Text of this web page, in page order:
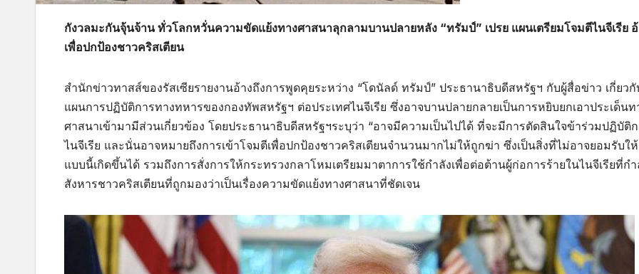
กังวลมะกันจุ้นจ้าน ทั่วโลกหวั่นความขัดแย้งทางศาสนาลุกลามบานปลายหลัง “ทรัมป์” เปรย แผนเตรียมโจมตีไนจีเรีย
เพื่อปกป้องชาวคริสเตียน
สำนักข่าวทาสส์ของรัสเซียรายงานอ้างถึงการพูดคุยระหว่าง “โดนัลด์ ทรัมป์” ประธานาธิบดีสหรัฐฯ กับผู้สื่อข่าว เกี่ยวกั
แผนการปฏิบัติการทางทหารของกองทัพสหรัฐฯ ต่อประเทศไนจีเรีย ซึ่งอาจบานปลายกลายเป็นการหยิบยกเอาประเด็นท
ศาสนาเข้ามามีส่วนเกี่ยวข้อง โดยประธานาธิบดีสหรัฐฯระบุว่า “อาจมีความเป็นไปได้ ที่จะมีการตัดสินใจข้าร่วมปฏิบัติ
ไนจีเรีย และนั่นอาจหมายถึงการเข้าโจมตีเพื่อปกป้องชาวคริสเตียนจำนวนมากไม่ให้ถูกฆ่า ซึ่งเป็นสิ่งที่ไม่อาจยอมรับให้
แบบนี้เกิดขึ้นได้ รวมถึงการสั่งการให้กระทรวงกลาโหมเตรียมมาตาการใช้กำลังเพื่อต่อต้านผู้ก่อการร้ายในไนจีเรียที่กำ
สังหารชาวคริสเตียนที่ถูกมองว่าเป็นเรื่องความขัดแย้งทางศาสนาที่ชัดเจน